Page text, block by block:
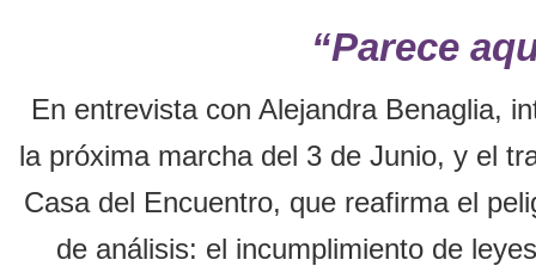
“Parece
En entrevista con Alejandra Benaglia,
la próxima marcha del 3 de Junio, y el
Casa del Encuentro, que reafirma el
de análisis: el incumplimiento de